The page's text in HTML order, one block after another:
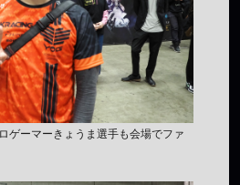
ゲーマーきょうま選手も会場でファ